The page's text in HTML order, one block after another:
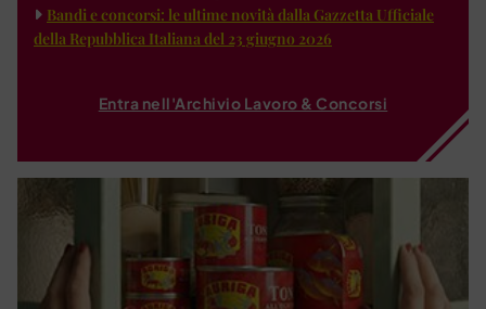
Bandi e concorsi: le ultime novità dalla Gazzetta Ufficiale
della Repubblica Italiana del 23 giugno 2026
Entra nell'Archivio Lavoro & Concorsi